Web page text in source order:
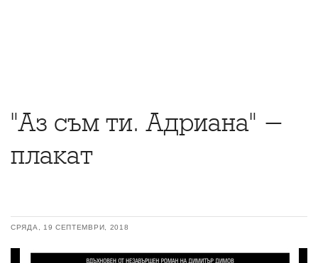
"Аз съм ти. Адриана" -
плакат
СРЯДА, 19 СЕПТЕМВРИ, 2018